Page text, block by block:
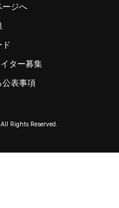
ージへ
ター募集
公表事項
Rights Reserved.